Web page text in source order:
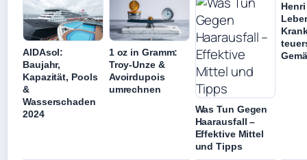
AIDAsol:
Baujahr,
Kapazität, Pools
&
Wasserschaden
2024
1 oz in Gramm:
Troy-Unze &
Avoirdupois
umrechnen
Was Tun Gegen
Haarausfall –
Effektive Mittel
und Tipps